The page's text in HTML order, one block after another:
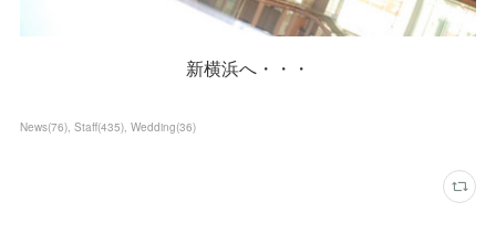
新横浜へ・・・
News(76) Staff(435) Wedding(36)